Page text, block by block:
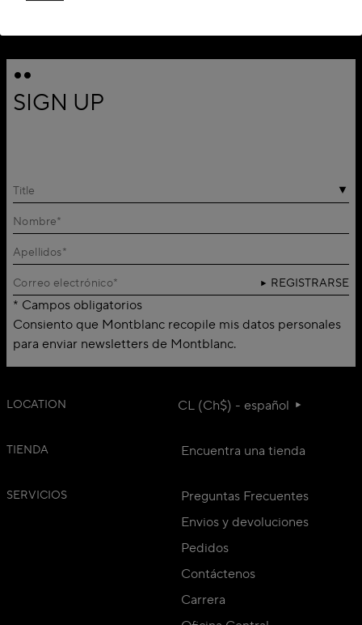
SIGN UP
Title
REGISTRARSE
* Campos obligatorios
Consiento que Montblanc recopile mis datos personales
para enviar newsletters de Montblanc.
LOCATION CL (Ch$) - español
TIENDA Encuentra una tienda
SERVICIOS
Preguntas Frecuentes
Envios y devoluciones
Pedidos
Contáctenos
Carrera